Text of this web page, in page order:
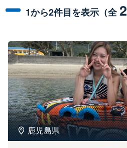
1から2件目を表示（全2
鹿児島県